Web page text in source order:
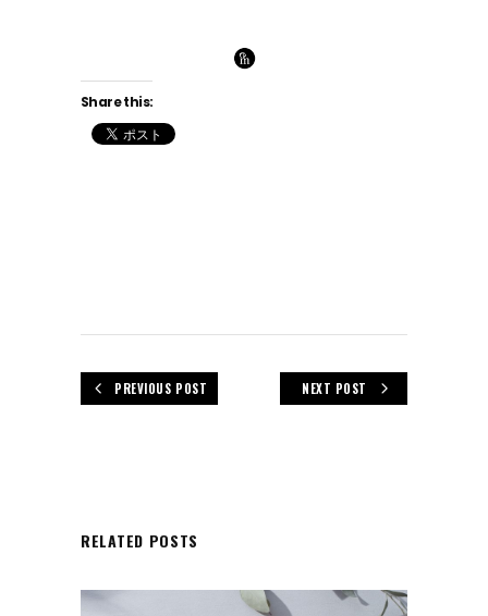
Share this:
PREVIOUS POST NEXT POST
RELATED POSTS